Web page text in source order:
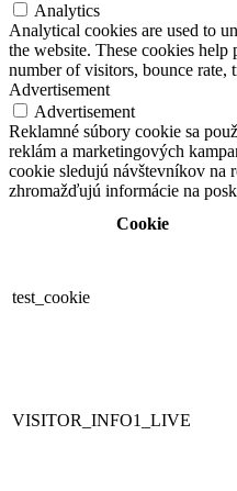
Analytics
Analytical cookies are used to
the website. These cookies
number of visitors, bounce rate,
Advertisement
Advertisement
Reklamné súbory cookie sa
reklám a marketingových
cookie sledujú návštevníkov na
zhromažďujú informácie na
Cookie
test_cookie
VISITOR_INFO1_LIVE